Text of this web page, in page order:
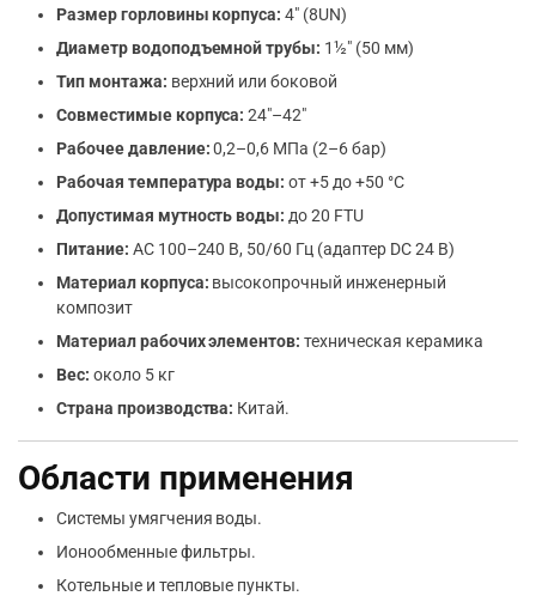
Размер горловины корпуса: 4″ (8UN)
Диаметр водоподъемной трубы: 1½″ (50 мм)
Тип монтажа: верхний или боковой
Совместимые корпуса: 24″–42″
Рабочее давление:0,2–0,6 МПа (2–6 бар)
Рабочая температура воды: от +5 до +50 °C
Допустимая мутность воды: до 20 FTU
Питание: AC 100–240 В, 50/60 Гц (адаптер DC 24 В)
Материал корпуса: высокопрочный инженерный
композит
Материал рабочих элементов: техническая керамика
Вес: около 5 кг
Страна производства: Китай.
Области применения
Системы умягчения воды.
Ионообменные фильтры.
Котельные и тепловые пункты.